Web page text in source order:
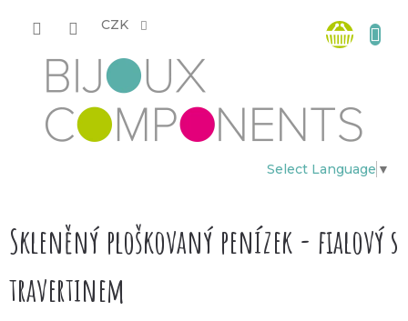
CZK
Select Language ▼
košík
Skleněný ploškovaný penízek - fialový s
travertinem